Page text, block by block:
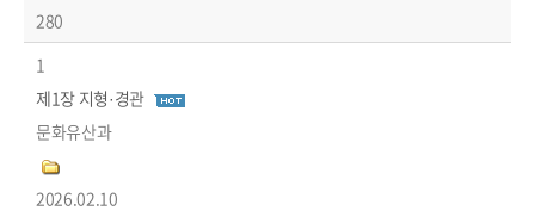
280
1
제1장 지형·경관
문화유산과
2026.02.10